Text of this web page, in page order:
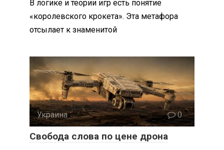
В логике и теории игр есть понятие
«королевского крокета». Эта метафора
отсылает к знаменитой
Украина 0
Свобода слова по цене дрона